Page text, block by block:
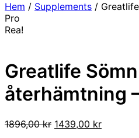
Hem / Supplements /
Pro
Rea!
Greatlife
återhämtning
1896,00kr Det
1439,00 krDet